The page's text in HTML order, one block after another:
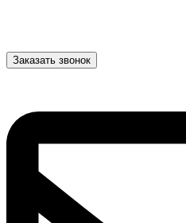
Заказать звонок